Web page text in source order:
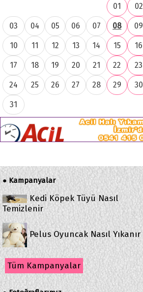
01 02
03 04 05 06 07 08 09
10 11 12 13 14 15 16
17 18 19 20 21 22 23
24 25 26 27 28 29 30
31
● Kampanyalar
Kedi Köpek Tüyü Nasıl
Temizlenir
Pelus Oyuncak Nasıl Yıkanır
Tüm Kampanyalar